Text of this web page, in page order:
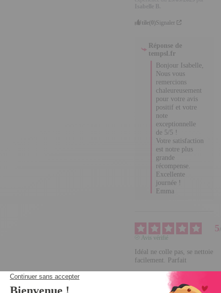
Réponse de
tempsl.fr
Bonjour Isabelle,
Nous vous
remercions
chaleureusement
pour votre avis
positif et votre
note
exceptionnelle de
5/5 !
Votre satisfaction
est notre plus
grande
récompense.
Excellente
journée !
5
Idéal ne colle pas, se
28/08/2025 , suite à